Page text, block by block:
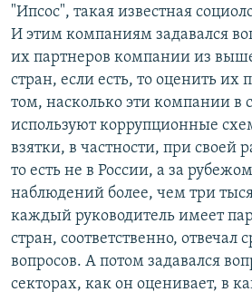
"Ипсос", такая известная
И этим компаниям задавался
их партнеров компании из
стран, если есть, то оценить их
том, насколько эти компании в
используют коррупционные
взятки, в частности, при своей
то есть не в России, а за
наблюдений более, чем три
каждый руководитель имеет
стран, соответственно, отвечал
вопросов. А потом задавался
секторах, как он оценивает, в